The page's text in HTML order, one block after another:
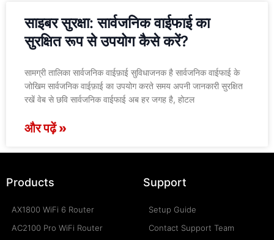
साइबर सुरक्षा: सार्वजनिक वाईफाई का
सुरक्षित रूप से उपयोग कैसे करें?
सामग्री तालिका सार्वजनिक वाईफ़ाई सुविधाजनक है सार्वजनिक वाईफाई के
जोखिम सार्वजनिक वाईफ़ाई का उपयोग करते समय अपनी जानकारी सुरक्षित
रखें वेब से छवि सार्वजनिक वाईफाई अब हर जगह है, होटल
और पढ़ें »
Products
AX1800 WiFi 6 Router
AC2100 Pro WiFi Router
Support
Setup Guide
Contact Support Team